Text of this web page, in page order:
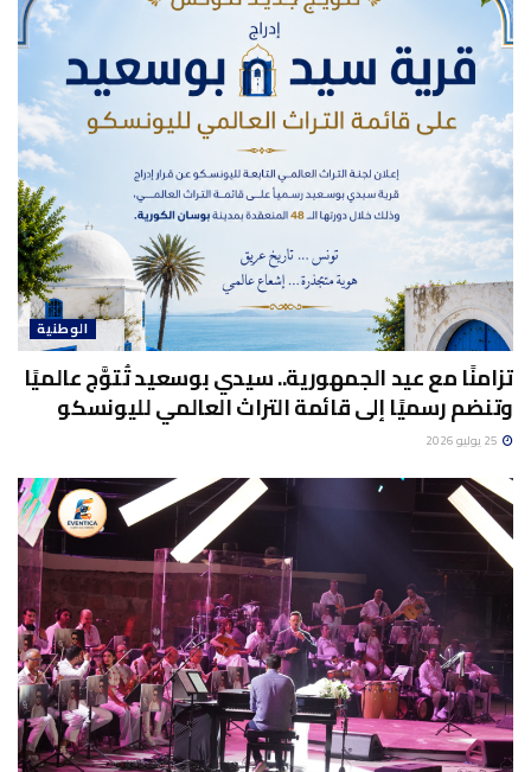
الوطنية
تزامنًا مع عيد الجمهورية.. سيدي بوسعيد تُتوَّج عالميًا
وتنضم رسميًا إلى قائمة التراث العالمي لليونسكو